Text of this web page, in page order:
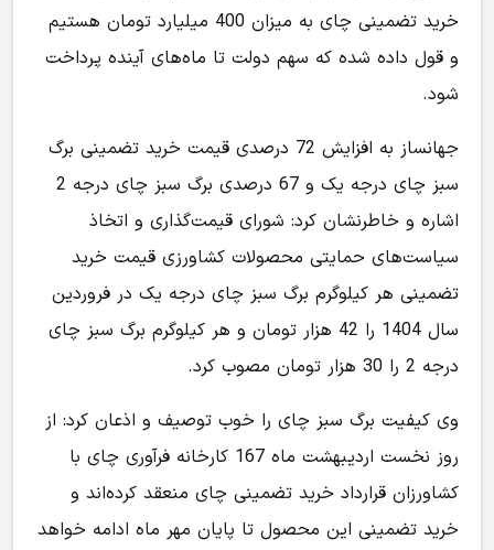
خرید تضمینی چای به میزان 400 میلیارد تومان هستیم
و قول داده شده که سهم دولت تا ماه‌های آینده پرداخت
شود.
جهانساز به افزایش 72 درصدی قیمت خرید تضمینی برگ
سبز چای درجه یک و 67 درصدی برگ سبز چای درجه 2
اشاره و خاطرنشان کرد: شورای قیمت‌گذاری و اتخاذ
سیاست‌های حمایتی محصولات کشاورزی قیمت خرید
تضمینی هر کیلوگرم برگ سبز چای درجه یک در فروردین
سال 1404 را 42 هزار تومان و هر کیلوگرم برگ سبز چای
درجه 2 را 30 هزار تومان مصوب کرد.
وی کیفیت برگ سبز چای را خوب توصیف و اذعان کرد: از
روز نخست اردیبهشت ماه 167 کارخانه فرآوری چای با
کشاورزان قرارداد خرید تضمینی چای منعقد کرده‌اند و
خرید تضمینی این محصول تا پایان مهر ماه ادامه خواهد